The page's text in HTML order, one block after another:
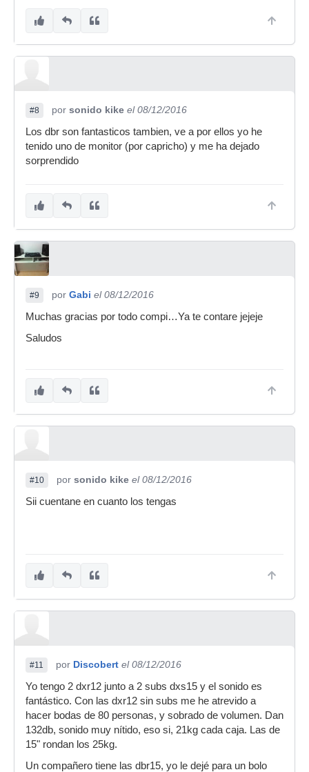
#8 por sonido kike el 08/12/2016
Los dbr son fantasticos tambien, ve a por ellos yo he
tenido uno de monitor (por capricho) y me ha dejado
sorprendido
#9 por Gabi el 08/12/2016
Muchas gracias por todo compi…Ya te contare jejeje
Saludos
#10 por sonido kike el 08/12/2016
Sii cuentane en cuanto los tengas
#11 por Discobert el 08/12/2016
Yo tengo 2 dxr12 junto a 2 subs dxs15 y el sonido es
fantástico. Con las dxr12 sin subs me he atrevido a
hacer bodas de 80 personas, y sobrado de volumen. Dan
132db, sonido muy nítido, eso si, 21kg cada caja. Las de
15" rondan los 25kg.
Un compañero tiene las dbr15, yo le dejé para un bolo